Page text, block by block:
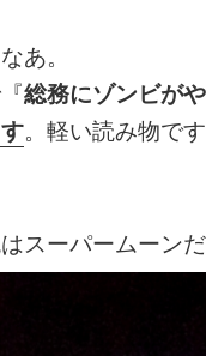
あ。
総務にゾンビが
。軽い読み物で
スーパームーンだ